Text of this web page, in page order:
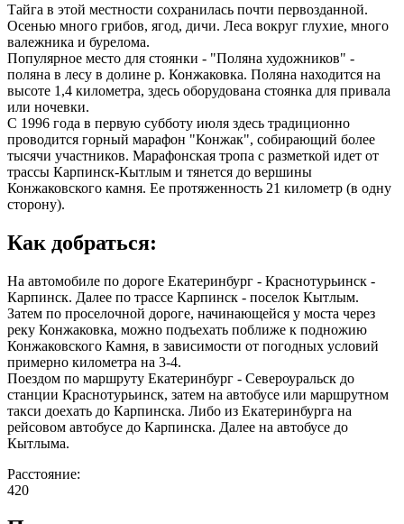
Тайга в этой местности сохранилась почти первозданной.
Осенью много грибов, ягод, дичи. Леса вокруг глухие, много
валежника и бурелома.
Популярное место для стоянки - "Поляна художников" -
поляна в лесу в долине р. Конжаковка. Поляна находится на
высоте 1,4 километра, здесь оборудована стоянка для привала
или ночевки.
С 1996 года в первую субботу июля здесь традиционно
проводится горный марафон "Конжак", собирающий более
тысячи участников. Марафонская тропа с разметкой идет от
трассы Карпинск-Кытлым и тянется до вершины
Конжаковского камня. Ее протяженность 21 километр (в одну
сторону).
Как добраться:
На автомобиле по дороге Екатеринбург - Краснотурьинск -
Карпинск. Далее по трассе Карпинск - поселок Кытлым.
Затем по проселочной дороге, начинающейся у моста через
реку Конжаковка, можно подъехать поближе к подножию
Конжаковского Камня, в зависимости от погодных условий
примерно километра на 3-4.
Поездом по маршруту Екатеринбург - Североуральск до
станции Краснотурьинск, затем на автобусе или маршрутном
такси доехать до Карпинска. Либо из Екатеринбурга на
рейсовом автобусе до Карпинска. Далее на автобусе до
Кытлыма.
Расстояние:
420